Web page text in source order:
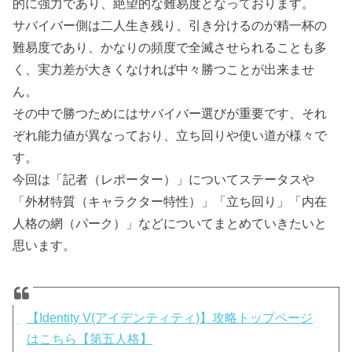
的に強力であり、絶望的な難易度となっております。
サバイバー側は二人生き残り、引き分けるのが精一杯の
難易度であり、かなりの頻度で全滅させられることも多
く、実力差が大きくなければ中々勝つことが出来ませ
ん。
その中で勝つためにはサバイバー選びが重要です、それ
ぞれ能力値が異なっており、立ち回りや使い道が様々で
す。
今回は「記者（レポーター）」についてステータスや
「外材特質（キャラクター特性）」「立ち回り」「内在
人格の網（パーク）」などについてまとめていきたいと
思います。
【Identity V(アイデンティティ)】攻略トップページ
はこちら【第五人格】